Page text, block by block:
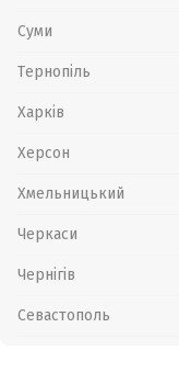
Суми
Тернопіль
Харків
Херсон
Хмельницький
Черкаси
Чернігів
Севастополь